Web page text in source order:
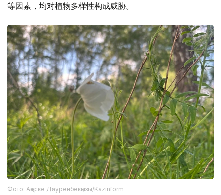
等因素，均对植物多样性构成威胁。
Фото: Ақерке Дәуренбекқызы/Kazinform